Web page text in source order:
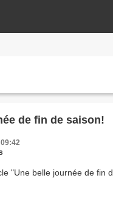
de fin de saison!